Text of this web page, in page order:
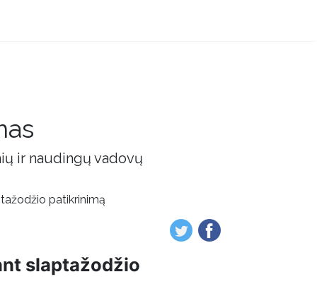
ir naudingų vadovų
patikrinimą
slaptažodžio